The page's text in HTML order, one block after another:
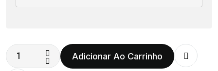
Adicionar Ao Carrinho